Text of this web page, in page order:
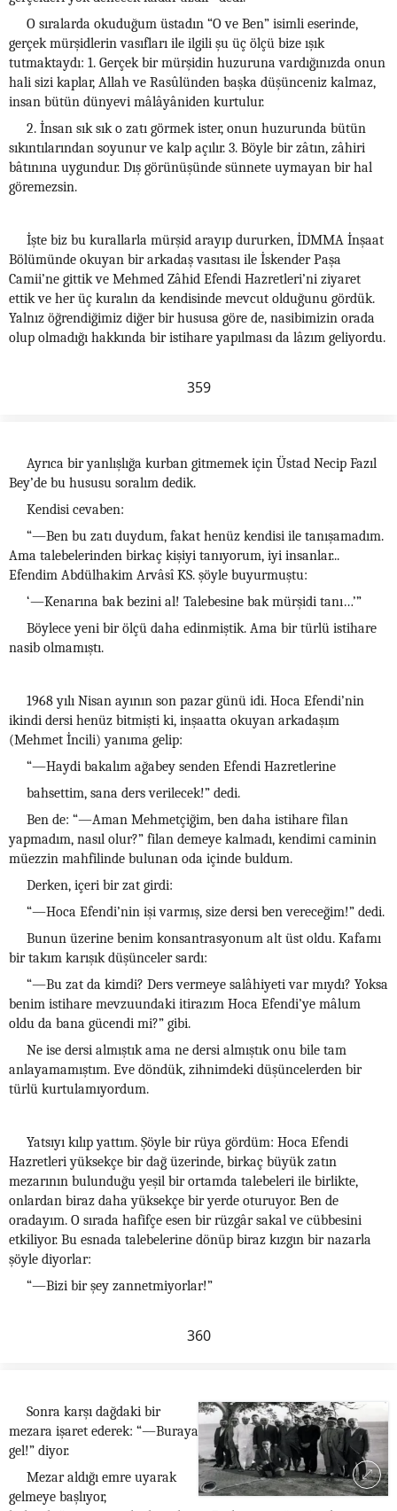
O sıralarda okuduğum üstadın “O ve Ben” isimli eserinde,
gerçek mürşidlerin vasıfları ile ilgili şu üç ölçü bize ışık
tutmaktaydı: 1. Gerçek bir mürşidin huzuruna vardığınızda onun
hali sizi kaplar, Allah ve Rasûlünden başka düşünceniz kalmaz,
insan bütün dünyevi mâlâyâniden kurtulur.
2. İnsan sık sık o zatı görmek ister, onun huzurunda bütün
sıkıntılarından soyunur ve kalp açılır. 3. Böyle bir zâtın, zâhiri
bâtınına uygundur. Dış görünüşünde sünnete uymayan bir hal
göremezsin.
İşte biz bu kurallarla mürşid arayıp dururken, İDMMA İnşaat
Bölümünde okuyan bir arkadaş vasıtası ile İskender Paşa
Camii’ne gittik ve Mehmed Zâhid Efendi Hazretleri’ni ziyaret
ettik ve her üç kuralın da kendisinde mevcut olduğunu gördük.
Yalnız öğrendiğimiz diğer bir hususa göre de, nasibimizin orada
olup olmadığı hakkında bir istihare yapılması da lâzım geliyordu.
359
Ayrıca bir yanlışlığa kurban gitmemek için Üstad Necip Fazıl
Bey’de bu hususu soralım dedik.
Kendisi cevaben:
“—Ben bu zatı duydum, fakat henüz kendisi ile tanışamadım.
Ama talebelerinden birkaç kişiyi tanıyorum, iyi insanlar...
Efendim Abdülhakim Arvâsî KS. şöyle buyurmuştu:
‘—Kenarına bak bezini al! Talebesine bak mürşidi tanı…’”
Böylece yeni bir ölçü daha edinmiştik. Ama bir türlü istihare
nasib olmamıştı.
1968 yılı Nisan ayının son pazar günü idi. Hoca Efendi’nin
ikindi dersi henüz bitmişti ki, inşaatta okuyan arkadaşım
(Mehmet İncili) yanıma gelip:
“—Haydi bakalım ağabey senden Efendi Hazretlerine
bahsettim, sana ders verilecek!” dedi.
Ben de: “—Aman Mehmetçiğim, ben daha istihare filan
yapmadım, nasıl olur?” filan demeye kalmadı, kendimi caminin
müezzin mahfilinde bulunan oda içinde buldum.
Derken, içeri bir zat girdi:
“—Hoca Efendi’nin işi varmış, size dersi ben vereceğim!” dedi.
Bunun üzerine benim konsantrasyonum alt üst oldu. Kafamı
bir takım karışık düşünceler sardı:
“—Bu zat da kimdi? Ders vermeye salâhiyeti var mıydı? Yoksa
benim istihare mevzuundaki itirazım Hoca Efendi’ye mâlum
oldu da bana gücendi mi?” gibi.
Ne ise dersi almıştık ama ne dersi almıştık onu bile tam
anlayamamıştım. Eve döndük, zihnimdeki düşüncelerden bir
türlü kurtulamıyordum.
Yatsıyı kılıp yattım. Şöyle bir rüya gördüm: Hoca Efendi
Hazretleri yüksekçe bir dağ üzerinde, birkaç büyük zatın
mezarının bulunduğu yeşil bir ortamda talebeleri ile birlikte,
onlardan biraz daha yüksekçe bir yerde oturuyor. Ben de
oradayım. O sırada hafifçe esen bir rüzgâr sakal ve cübbesini
etkiliyor. Bu esnada talebelerine dönüp biraz kızgın bir nazarla
şöyle diyorlar:
“—Bizi bir şey zannetmiyorlar!”
360
Sonra karşı dağdaki bir
mezara işaret ederek: “—Buraya
gel!” diyor.
Mezar aldığı emre uyarak
gelmeye başlıyor,